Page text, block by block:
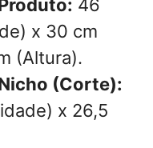
46
x 30 cm
(Altura).
(Corte):
x 26,5